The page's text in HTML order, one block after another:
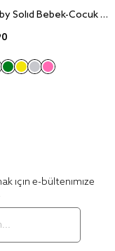
Igor Tobby Solid Bebek-Cocuk Sandalet S10271
için e-bültenimize